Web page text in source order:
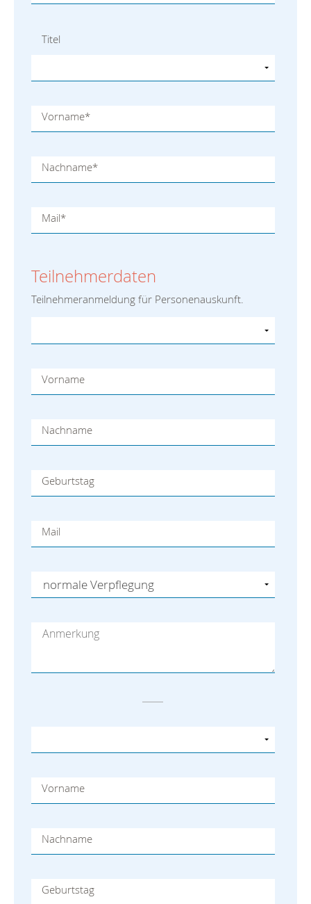
Titel
Vorname*
Nachname*
Mail*
Teilnehmerdaten
Teilnehmeranmeldung für Personenauskunft.
Vorname
Nachname
Geburtstag
Mail
Vorname
Nachname
Geburtstag